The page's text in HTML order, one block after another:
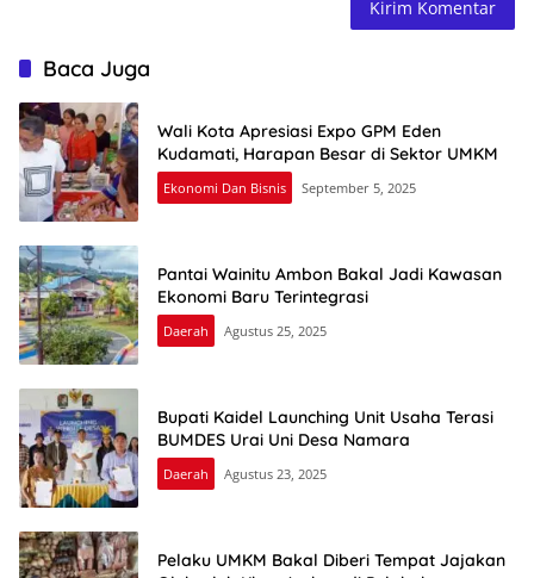
Baca Juga
Wali Kota Apresiasi Expo GPM Eden
Kudamati, Harapan Besar di Sektor UMKM
Ekonomi Dan Bisnis September 5, 2025
Pantai Wainitu Ambon Bakal Jadi Kawasan
Ekonomi Baru Terintegrasi
Daerah Agustus 25, 2025
Bupati Kaidel Launching Unit Usaha Terasi
BUMDES Urai Uni Desa Namara
Daerah Agustus 23, 2025
Pelaku UMKM Bakal Diberi Tempat Jajakan